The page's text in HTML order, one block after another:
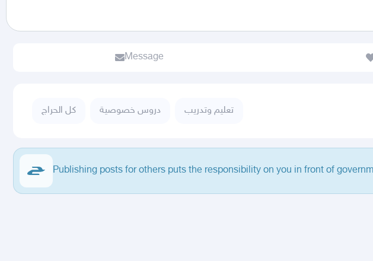
Message
كل الحراج دروس خصوصية تعليم وتدريب
Publishing posts for others puts the responsibility on you in front of